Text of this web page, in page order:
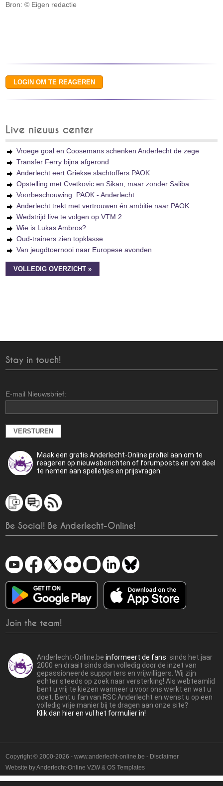
Bron: © Eigen redactie
Live nieuws center
Vroege goal en Coosemans schenken Anderlecht de zege
Transfer Ferry bijna afgerond
Anderlecht eert Griekse slachtoffers PAOK
Opstelling met Cvetkovic en Sikan, maar zonder Saliba
Voorbeschouwing: PAOK - Anderlecht
Anderlecht trekt met vertrouwen én ambitie naar PAOK
Wedstrijd live te volgen op VTM 2
Wie is Lukas Ambros?
Oud-trainers zien topklasse
Van jeugdtoernooi naar Europese avonden
VOLLEDIG OVERZICHT »
Stay in touch!
E-mail Nieuwsbrief:
Maak een gratis Anderlecht-Online profiel aan om te
reageren op nieuwsberichten of forumposts en om deel
te nemen aan spelletjes en prijsvragen.
Be Social! Be Anderlecht-Online!
Join the team!
Anderlecht-Online.beinformeert de fans sinds het jaar
2000 en draait sinds dan volledig door de inzet van
gepassioneerde supporters en vrijwilligers. Wij zijn
echter steeds op zoek naar versterking! Als webteamlid
bent u vrij te kiezen wanneer u voor ons werkt en wat u
doet. Bent u fan van RSC Anderlecht en wenst u op een
volledig vrije manier bij te dragen aan onze site?
Klik dan hier en vul het formulier in!
Copyright © 2000-2026 - www.anderlecht-online.be - Disclaimer
Website byAnderlecht-Online VZW &OS Templates